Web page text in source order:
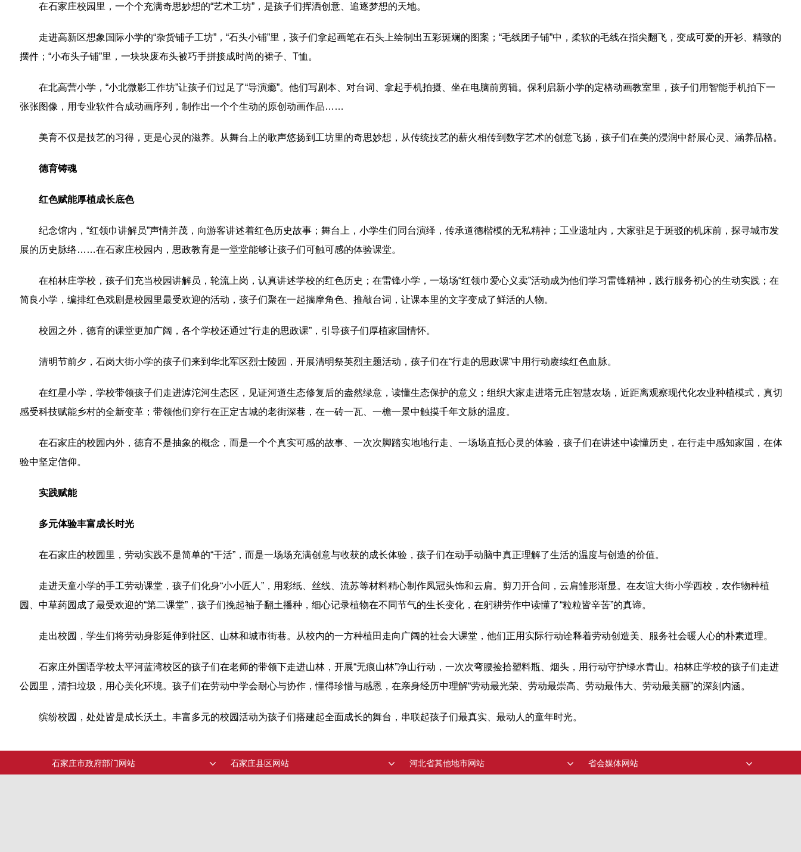
在石家庄校园里，一个个充满奇思妙想的“艺术工坊”，是孩子们挥洒创意、追逐梦想的天地。
走进高新区想象国际小学的“杂货铺子工坊”，“石头小铺”里，孩子们拿起画笔在石头上绘制出五彩斑斓的图案；“毛线团子铺”中，柔软的毛线在指尖翻飞，变成可爱的开衫、精致的
摆件；“小布头子铺”里，一块块废布头被巧手拼接成时尚的裙子、T恤。
在北高营小学，“小北微影工作坊”让孩子们过足了“导演瘾”。他们写剧本、对台词、拿起手机拍摄、坐在电脑前剪辑。保利启新小学的定格动画教室里，孩子们用智能手机拍下一
张张图像，用专业软件合成动画序列，制作出一个个生动的原创动画作品……
美育不仅是技艺的习得，更是心灵的滋养。从舞台上的歌声悠扬到工坊里的奇思妙想，从传统技艺的薪火相传到数字艺术的创意飞扬，孩子们在美的浸润中舒展心灵、涵养品格。
德育铸魂
红色赋能厚植成长底色
纪念馆内，“红领巾讲解员”声情并茂，向游客讲述着红色历史故事；舞台上，小学生们同台演绎，传承道德楷模的无私精神；工业遗址内，大家驻足于斑驳的机床前，探寻城市发
展的历史脉络……在石家庄校园内，思政教育是一堂堂能够让孩子们可触可感的体验课堂。
在柏林庄学校，孩子们充当校园讲解员，轮流上岗，认真讲述学校的红色历史；在雷锋小学，一场场“红领巾爱心义卖”活动成为他们学习雷锋精神，践行服务初心的生动实践；在
简良小学，编排红色戏剧是校园里最受欢迎的活动，孩子们聚在一起揣摩角色、推敲台词，让课本里的文字变成了鲜活的人物。
校园之外，德育的课堂更加广阔，各个学校还通过“行走的思政课”，引导孩子们厚植家国情怀。
清明节前夕，石岗大街小学的孩子们来到华北军区烈士陵园，开展清明祭英烈主题活动，孩子们在“行走的思政课”中用行动赓续红色血脉。
在红星小学，学校带领孩子们走进滹沱河生态区，见证河道生态修复后的盎然绿意，读懂生态保护的意义；组织大家走进塔元庄智慧农场，近距离观察现代化农业种植模式，真切
感受科技赋能乡村的全新变革；带领他们穿行在正定古城的老街深巷，在一砖一瓦、一檐一景中触摸千年文脉的温度。
在石家庄的校园内外，德育不是抽象的概念，而是一个个真实可感的故事、一次次脚踏实地地行走、一场场直抵心灵的体验，孩子们在讲述中读懂历史，在行走中感知家国，在体
验中坚定信仰。
实践赋能
多元体验丰富成长时光
在石家庄的校园里，劳动实践不是简单的“干活”，而是一场场充满创意与收获的成长体验，孩子们在动手动脑中真正理解了生活的温度与创造的价值。
走进天童小学的手工劳动课堂，孩子们化身“小小匠人”，用彩纸、丝线、流苏等材料精心制作凤冠头饰和云肩。剪刀开合间，云肩雏形渐显。在友谊大街小学西校，农作物种植
园、中草药园成了最受欢迎的“第二课堂”，孩子们挽起袖子翻土播种，细心记录植物在不同节气的生长变化，在躬耕劳作中读懂了“粒粒皆辛苦”的真谛。
走出校园，学生们将劳动身影延伸到社区、山林和城市街巷。从校内的一方种植田走向广阔的社会大课堂，他们正用实际行动诠释着劳动创造美、服务社会暖人心的朴素道理。
石家庄外国语学校太平河蓝湾校区的孩子们在老师的带领下走进山林，开展“无痕山林”净山行动，一次次弯腰捡拾塑料瓶、烟头，用行动守护绿水青山。柏林庄学校的孩子们走进
公园里，清扫垃圾，用心美化环境。孩子们在劳动中学会耐心与协作，懂得珍惜与感恩，在亲身经历中理解“劳动最光荣、劳动最崇高、劳动最伟大、劳动最美丽”的深刻内涵。
缤纷校园，处处皆是成长沃土。丰富多元的校园活动为孩子们搭建起全面成长的舞台，串联起孩子们最真实、最动人的童年时光。